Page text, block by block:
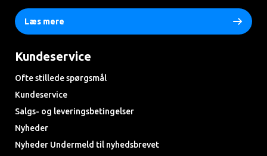
Læs mere
Kundeservice
Ofte stillede spørgsmål
Kundeservice
Salgs- og leveringsbetingelser
Nyheder
Nyheder Undermeld til nyhedsbrevet